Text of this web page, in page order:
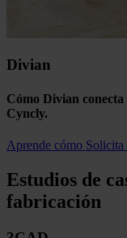
Divian
Cómo Divian
Cyncly.
Aprende cómo Solicita
Estudios de
fabricación